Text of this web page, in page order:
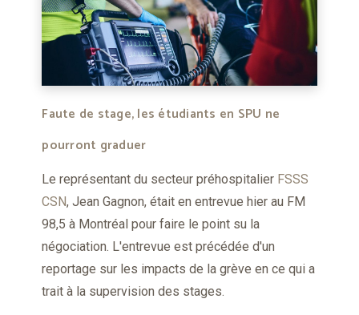
Faute de stage, les étudiants en SPU ne
pourront graduer
Le représentant du secteur préhospitalier FSSS
CSN, Jean Gagnon, était en entrevue hier au FM
98,5 à Montréal pour faire le point su la
négociation. L'entrevue est précédée d'un
reportage sur les impacts de la grève en ce qui a
trait à la supervision des stages.